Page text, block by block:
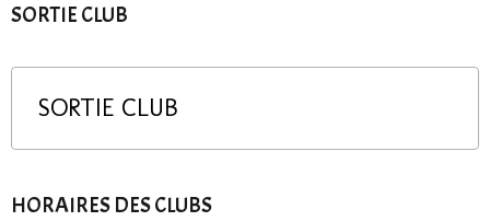
SORTIE CLUB
SORTIE CLUB
HORAIRES DES CLUBS